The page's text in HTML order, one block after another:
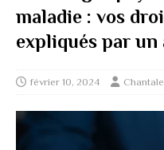
maladie : vos
expliqués par un
février 10, 2024